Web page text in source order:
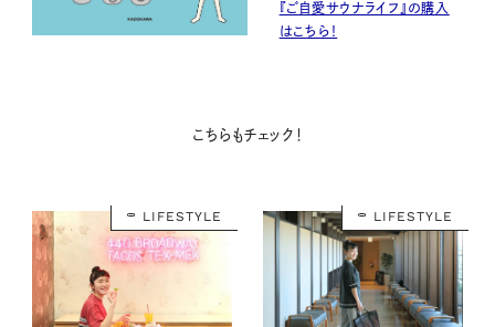
『ご自愛サウナライフ』の購入
はこちら！
こちらもチェック！
LIFESTYLE LIFESTYLE